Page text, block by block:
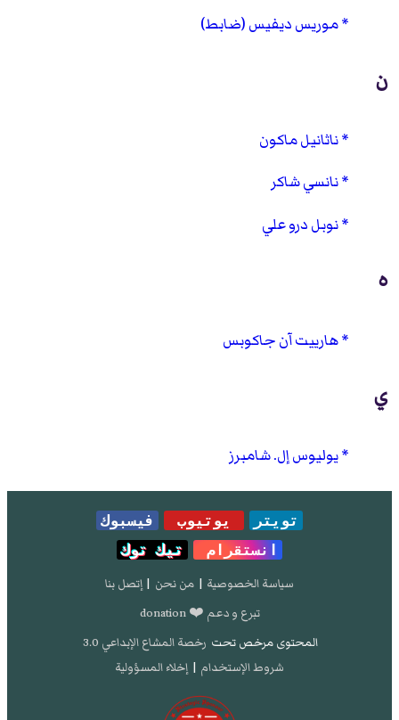
موريس ديفيس (ضابط)
ن
ناثانيل ماكون
نانسي شاكر
نوبل درو علي
ه
هارييت آن جاكوبس
ي
يوليوس إل. شامبرز
تويتر يوتيوب
فيسبوك
انستقرام
تيك توك
سياسة الخصوصية | من نحن | إتصل بنا
تبرع و دعم ❤️ donation
المحتوى مرخص تحت رخصة المشاع الإبداعي 3.0
شروط الإستخدام | إخلاء المسؤولية